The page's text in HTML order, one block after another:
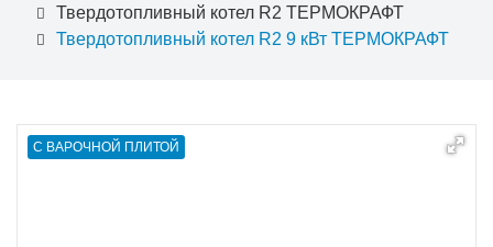
Твердотопливный котел R2 ТЕРМОКРАФТ
Твердотопливный котел R2 9 кВт ТЕРМОКРАФТ
С ВАРОЧНОЙ ПЛИТОЙ